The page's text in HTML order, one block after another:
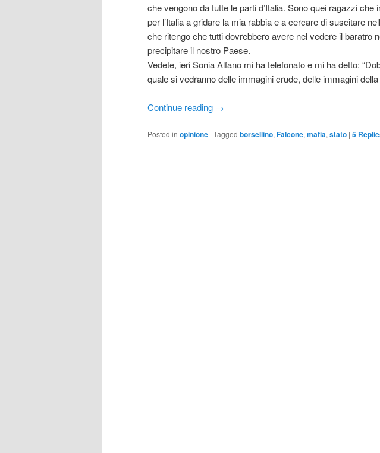
che vengono da tutte le parti d’Italia. Sono quei ragazzi che
per l’Italia a gridare la mia rabbia e a cercare di suscitare
che ritengo che tutti dovrebbero avere nel vedere il baratro
precipitare il nostro Paese.
Vedete, ieri Sonia Alfano mi ha telefonato e mi ha detto:
quale si vedranno delle immagini crude, delle immagini della
Continue reading →
Posted in opinione | Tagged borsellino,Falcone,mafia,stato | 5